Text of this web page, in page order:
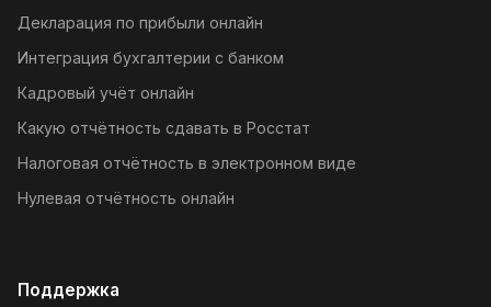
Декларация по прибыли онлайн
Интеграция бухгалтерии с банком
Кадровый учёт онлайн
Какую отчётность сдавать в Росстат
Налоговая отчётность в электронном виде
Нулевая отчётность онлайн
Поддержка